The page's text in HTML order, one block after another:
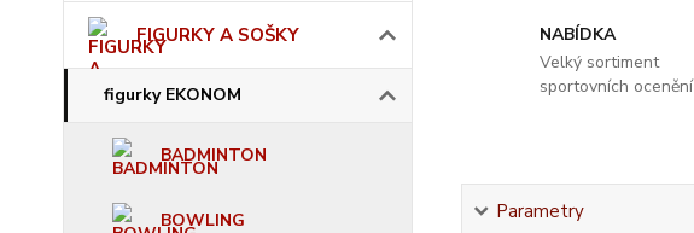
FIGURKY A SOŠKY
figurky EKONOM
BADMINTON
BOWLING
NABÍDKA
Velký sortiment
sportovních ocenění
Parametry